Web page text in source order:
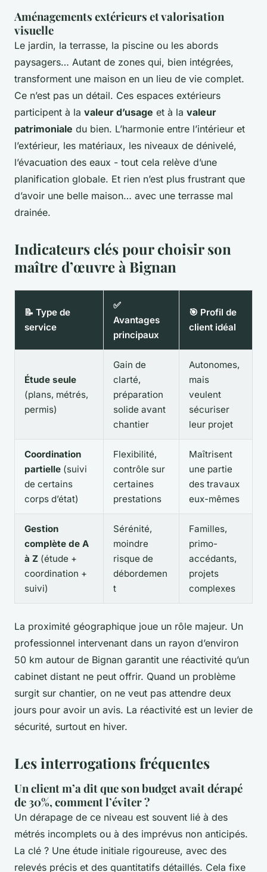
Aménagements extérieurs et valorisation
visuelle
Le jardin, la terrasse, la piscine ou les abords
paysagers… Autant de zones qui, bien intégrées,
transforment une maison en un lieu de vie complet.
Ce n’est pas un détail. Ces espaces extérieurs
participent à la valeur d’usage et à la valeur
patrimoniale du bien. L’harmonie entre l’intérieur et
l’extérieur, les matériaux, les niveaux de dénivelé,
l’évacuation des eaux - tout cela relève d’une
planification globale. Et rien n’est plus frustrant que
d’avoir une belle maison… avec une terrasse mal
drainée.
Indicateurs clés pour choisir son
maître d’œuvre à Bignan
📝 Type de
service
✅
Avantages
principaux
🎯 Profil de
client idéal
Étude seule
(plans, métrés,
permis)
Gain de
clarté,
préparation
solide avant
chantier
Autonomes,
mais
veulent
sécuriser
leur projet
Coordination
partielle (suivi
de certains
corps d’état)
Flexibilité,
contrôle sur
certaines
prestations
Maîtrisent
une partie
des travaux
eux-mêmes
Gestion
complète de A
à Z (étude +
coordination +
suivi)
Sérénité,
moindre
risque de
débordemen
t
Familles,
primo-
accédants,
projets
complexes
La proximité géographique joue un rôle majeur. Un
professionnel intervenant dans un rayon d’environ
50 km autour de Bignan garantit une réactivité qu’un
cabinet distant ne peut offrir. Quand un problème
surgit sur chantier, on ne veut pas attendre deux
jours pour avoir un avis. La réactivité est un levier de
sécurité, surtout en hiver.
Les interrogations fréquentes
Un client m’a dit que son budget avait dérapé
de 30%, comment l’éviter ?
Un dérapage de ce niveau est souvent lié à des
métrés incomplets ou à des imprévus non anticipés.
La clé ? Une étude initiale rigoureuse, avec des
relevés précis et des quantitatifs détaillés. Cela fixe